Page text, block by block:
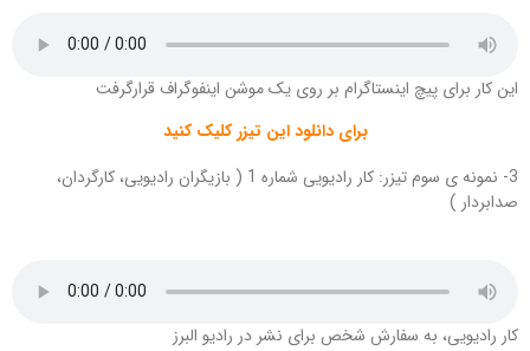
این کار برای پیچ اینستاگرام بر روی یک موشن اینفوگراف قرارگرفت
برای دانلود این تیزر کلیک کنید
3- نمونه ی سوم تیزر: کار رادیویی شماره 1 ( بازیگران رادیویی، کارگردان،
صدابردار )
کار رادیویی، به سفارش شخص برای نشر در رادیو البرز